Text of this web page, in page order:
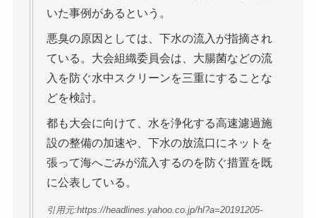
いた事例があるという。
悪臭の原因としては、下水の流入が指摘され
ている。大会組織委員会は、大腸菌などの流
入を防ぐ水中スクリーンを三重にすることな
どを検討。
都も大会に向けて、水を浄化する高速濾過施
設の整備の加速や、下水の放流口にネットを
張って海へごみが流入するのを防ぐ措置を既
に公表している。
引用元:https://headlines.yahoo.co.jp/hl?a=20191205-